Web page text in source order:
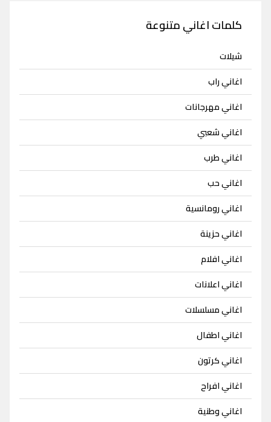
كلمات اغاني متنوعة
شيلات
اغاني راب
اغاني مهرجانات
اغاني شعبي
اغاني طرب
اغاني حب
اغاني رومانسية
اغاني حزينة
اغاني افلام
اغاني اعلانات
اغاني مسلسلات
اغاني اطفال
اغاني كرتون
اغاني افراح
اغاني وطنية